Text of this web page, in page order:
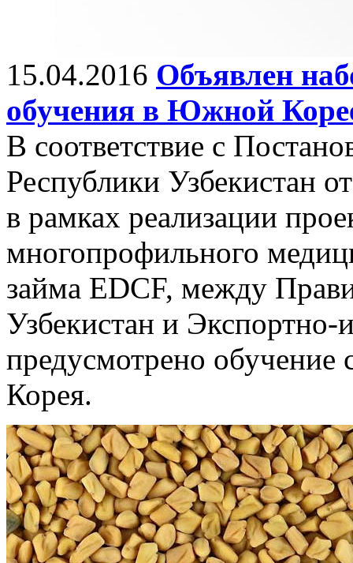
15.04.2016 Объявлен
обучения в Южной
В соответствие с
Республики Узбекистан
в рамках реализации
многопрофильного
займа EDCF, между
Узбекистан и
предусмотрено обучение
Корея.